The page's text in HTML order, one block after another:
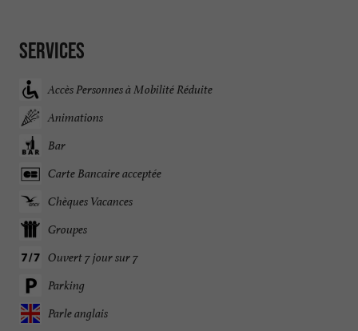
Services
Accès Personnes à Mobilité Réduite
Animations
Bar
Carte Bancaire acceptée
Chèques Vacances
Groupes
Ouvert 7 jour sur 7
Parking
Parle anglais